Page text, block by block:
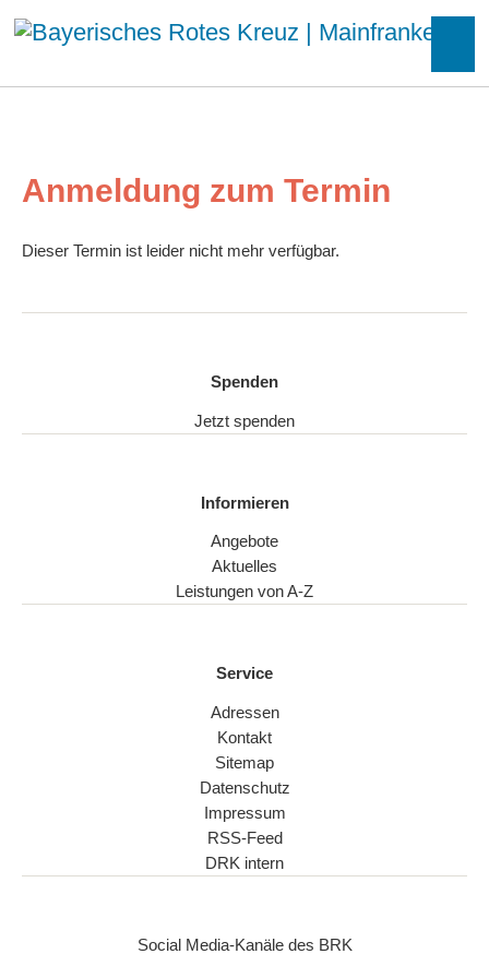
Anmeldung zum Termin
Dieser Termin ist leider nicht mehr verfügbar.
Spenden
Jetzt spenden
Informieren
Angebote
Aktuelles
Leistungen von A-Z
Service
Adressen
Kontakt
Sitemap
Datenschutz
Impressum
RSS-Feed
DRK intern
Social Media-Kanäle des BRK